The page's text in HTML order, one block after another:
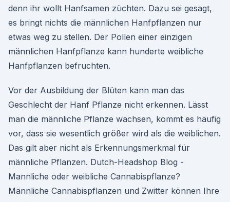
denn ihr wollt Hanfsamen züchten. Dazu sei gesagt,
es bringt nichts die männlichen Hanfpflanzen nur
etwas weg zu stellen. Der Pollen einer einzigen
männlichen Hanfpflanze kann hunderte weibliche
Hanfpflanzen befruchten.
Vor der Ausbildung der Blüten kann man das
Geschlecht der Hanf Pflanze nicht erkennen. Lässt
man die männliche Pflanze wachsen, kommt es häufig
vor, dass sie wesentlich größer wird als die weiblichen.
Das gilt aber nicht als Erkennungsmerkmal für
männliche Pflanzen. Dutch-Headshop Blog -
Mannliche oder weibliche Cannabispflanze?
Männliche Cannabispflanzen und Zwitter können Ihre